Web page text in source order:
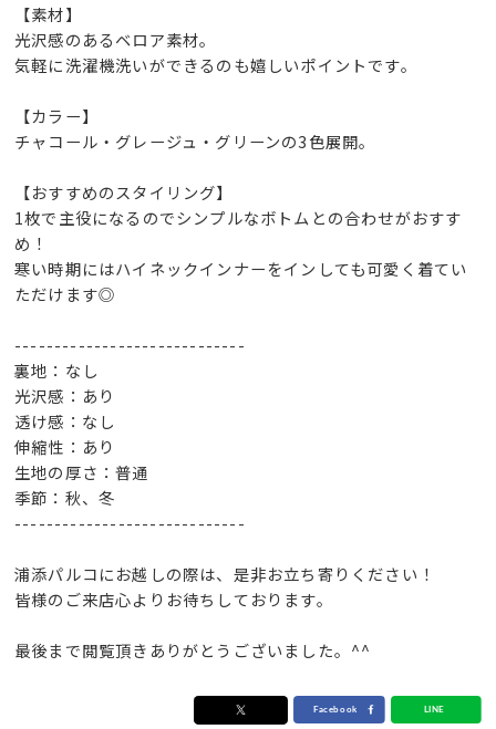
【素材】
光沢感のあるベロア素材。
気軽に洗濯機洗いができるのも嬉しいポイントです。
【カラー】
チャコール・グレージュ・グリーンの3色展開。
【おすすめのスタイリング】
1枚で主役になるのでシンプルなボトムとの合わせがおすす
め！
寒い時期にはハイネックインナーをインしても可愛く着てい
ただけます◎
-----------------------------
裏地：なし
光沢感：あり
透け感：なし
伸縮性：あり
生地の厚さ：普通
季節：秋、冬
-----------------------------
浦添パルコにお越しの際は、是非お立ち寄りください！
皆様のご来店心よりお待ちしております。
最後まで閲覧頂きありがとうございました。^^